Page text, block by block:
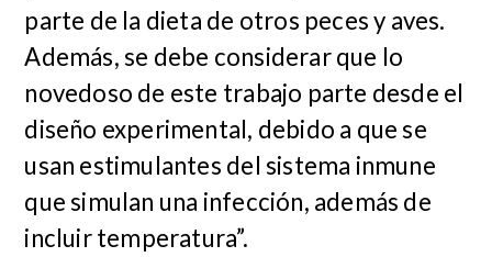
parte de la dieta de otros peces y aves.
Además, se debe considerar que lo
novedoso de este trabajo parte desde el
diseño experimental, debido a que se
usan estimulantes del sistema inmune
que simulan una infección, además de
incluir temperatura”.